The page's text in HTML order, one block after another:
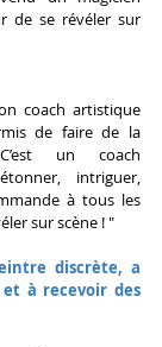
de se révéler sur
coach artistique
de faire de la
un coach
intriguer,
à tous les
sur scène ! "
discrète, a
à recevoir des